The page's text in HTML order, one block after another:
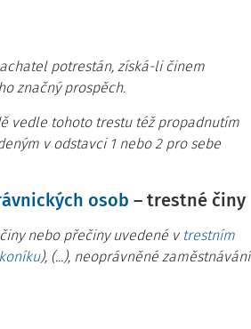
potrestán, získá-li činem
značný prospěch.
vedle tohoto trestu též propadnutím
v odstavci 1 nebo 2 pro sebe
osob – trestné činy
nebo přečiny uvedené v trestním
), (...), neoprávněné zaměstnávání